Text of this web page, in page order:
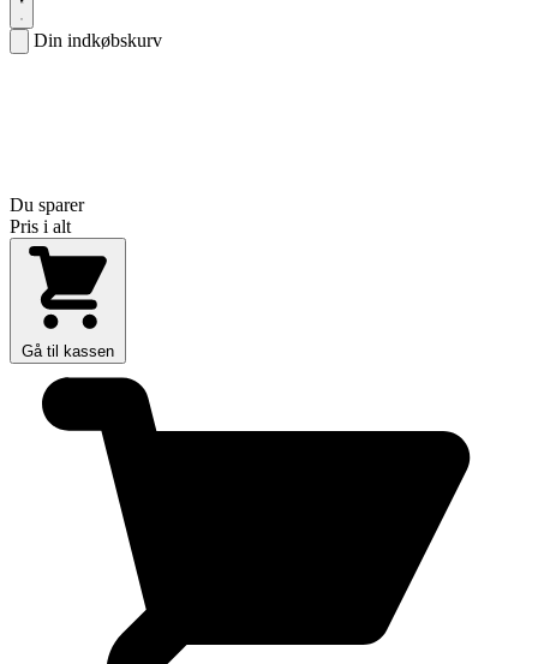
Din indkøbskurv
Du sparer
Pris i alt
Gå til kassen